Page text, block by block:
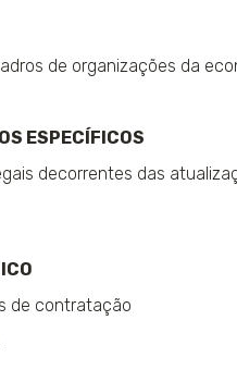
de organizações da
ESPECÍFICOS
decorrentes das
de contratação